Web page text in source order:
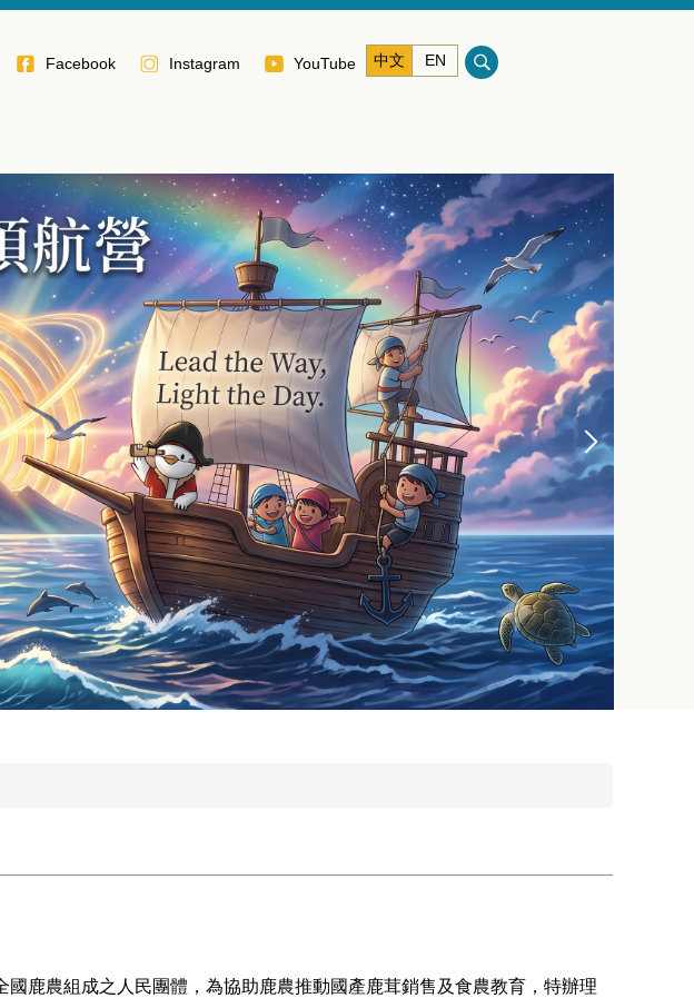
Facebook Instagram YouTube 中文 EN
鹿農組成之人民團體，為協助鹿農推動國產鹿茸銷售及食農教育，特辦理